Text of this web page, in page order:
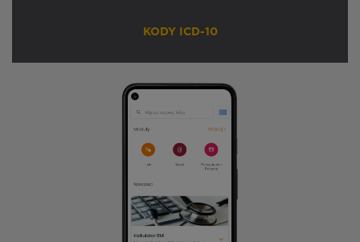
KODY ICD-10